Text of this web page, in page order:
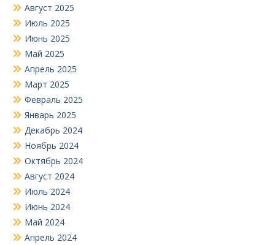
Август 2025
Июль 2025
Июнь 2025
Май 2025
Апрель 2025
Март 2025
Февраль 2025
Январь 2025
Декабрь 2024
Ноябрь 2024
Октябрь 2024
Август 2024
Июль 2024
Июнь 2024
Май 2024
Апрель 2024